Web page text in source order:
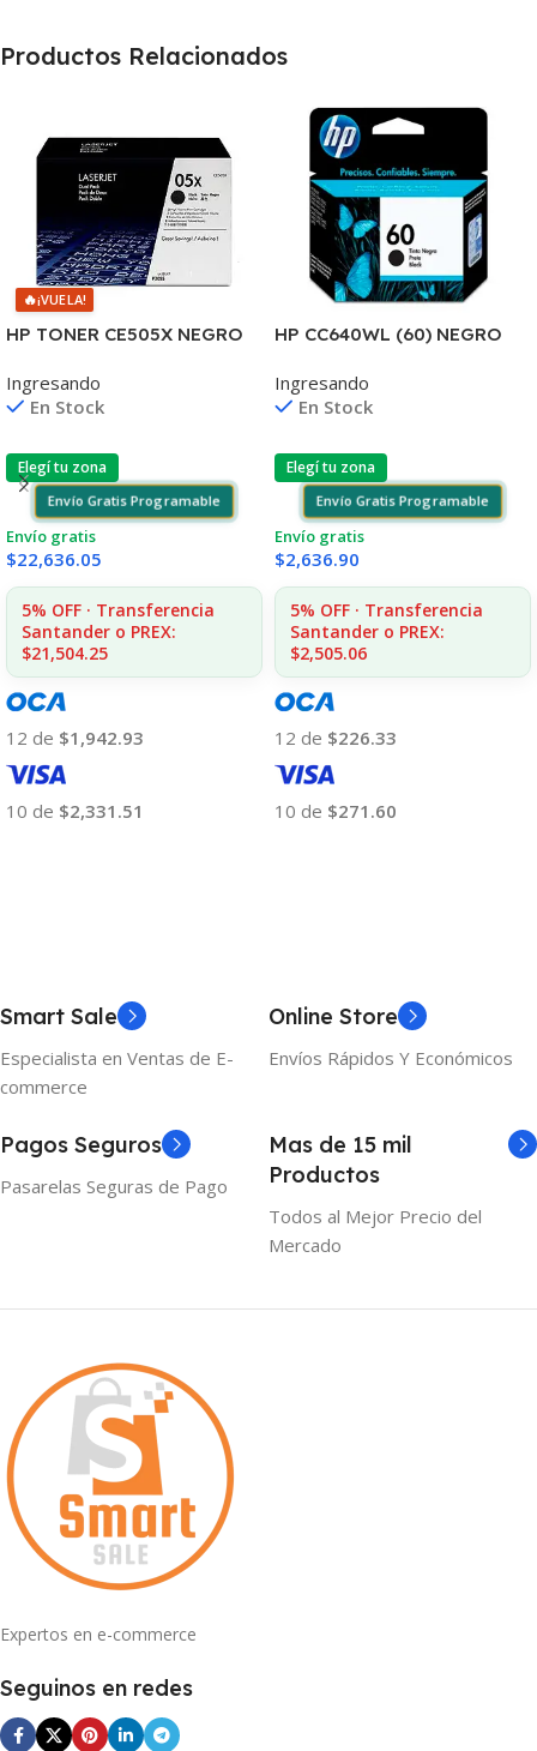
Productos Relacionados
🔥¡VUELA!
HP TONER CE505X NEGRO
Ingresando
En Stock
Elegí tu zona
Envío Gratis Programable
Envío gratis
$22,636.05
5% OFF · Transferencia
Santander o PREX:
$21,504.25
12 de $1,942.93
10 de $2,331.51
HP CC640WL (60) NEGRO
F4580/F4280/F4480/D110
Ingresando
En Stock
Elegí tu zona
Envío Gratis Programable
Envío gratis
$2,636.90
5% OFF · Transferencia
Santander o PREX:
$2,505.06
12 de $226.33
10 de $271.60
Smart Sale
Especialista en Ventas de E-
commerce
Online Store
Envíos Rápidos Y Económicos
Pagos Seguros
Pasarelas Seguras de Pago
Mas de 15 mil
Productos
Todos al Mejor Precio del
Mercado
Expertos en e-commerce
Seguinos en redes